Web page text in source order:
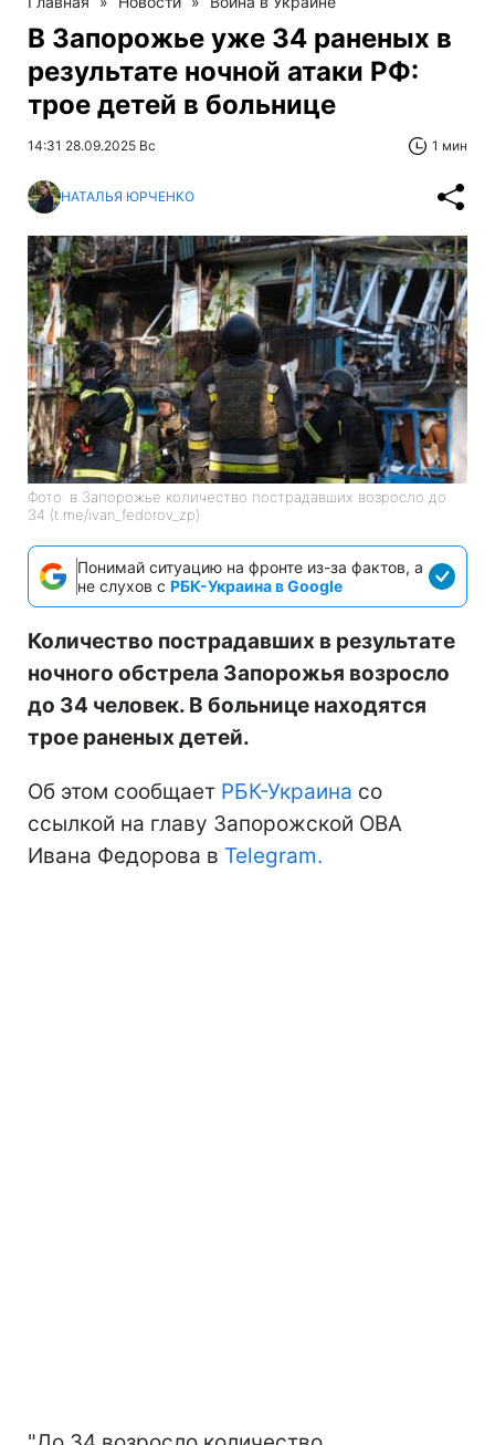
В Запорожье уже 34 раненых в
результате ночной атаки РФ:
трое детей в больнице
14:31 28.09.2025 Вс 1 мин
НАТАЛЬЯ ЮРЧЕНКО
Фото: в Запорожье количество пострадавших возросло до
34 (t.me/ivan_fedorov_zp)
Понимай ситуацию на фронте из-за фактов, а
не слухов с РБК-Украина в Google
Количество пострадавших в результате
ночного обстрела Запорожья возросло
до 34 человек. В больнице находятся
трое раненых детей.
Об этом сообщает РБК-Украина со
ссылкой на главу Запорожской ОВА
Ивана Федорова в Telegram.